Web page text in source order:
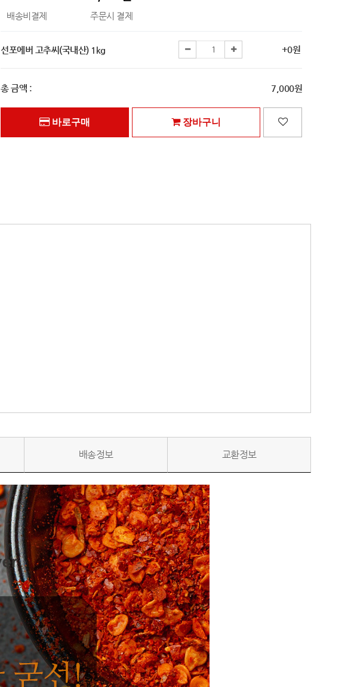
배송비결제 주문시 결제
선포에버 고추씨(국내산) 1kg +0원
총 금액 : 7,000원
바로구매 장바구니
배송정보 교환정보